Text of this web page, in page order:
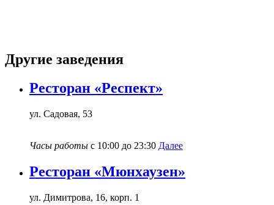
Другие заведения
Ресторан «Респект»
ул. Садовая, 53
Часы работы с 10:00 до 23:30 Далее
Ресторан «Мюнхаузен»
ул. Димитрова, 16, корп. 1